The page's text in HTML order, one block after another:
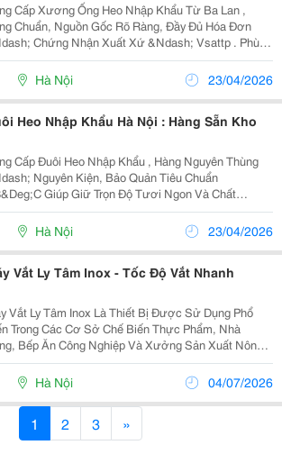
Cấp Xương Ống Heo Nhập Khẩu Từ Ba Lan ,
Chuẩn, Nguồn Gốc Rõ Ràng, Đầy Đủ Hóa Đơn
Chứng Nhận Xuất Xứ &Ndash; Vsattp . Phù
Cho Quán Bún Phở, Nhà Hàng, Bếp Công Nghiệp.
Sản Phẩm Xương Ống Là Phần Xương Bắp
Hà Nội 23/04/2026
Heo Nhập Khẩu Hà Nội : Hàng Sẵn Kho
Cấp Đuôi Heo Nhập Khẩu , Hàng Nguyên Thùng
Nguyên Kiện, Bảo Quản Tiêu Chuẩn
Giúp Giữ Trọn Độ Tươi Ngon Và Chất
Khi Đến Tay Khách Hàng. Phù Hợp Cho Quán
Nhà Hàng, Bếp Gia Đình. Đặc Điểm Nổi Bật Thịt
Tự...
Hà Nội 23/04/2026
Vắt Ly Tâm Inox - Tốc Độ Vắt Nhanh
Vắt Ly Tâm Inox Là Thiết Bị Được Sử Dụng Phổ
Trong Các Cơ Sở Chế Biến Thực Phẩm, Nhà
Bếp Ăn Công Nghiệp Và Xưởng Sản Xuất Nông
Với Nguyên Lý Quay Ly Tâm Tốc Độ Cao, Máy
Loại Bỏ Lượng Nước Dư Thừa Trên Bề Mặt Thực
Chỉ...
Hà Nội 04/07/2026
1 2 3 »